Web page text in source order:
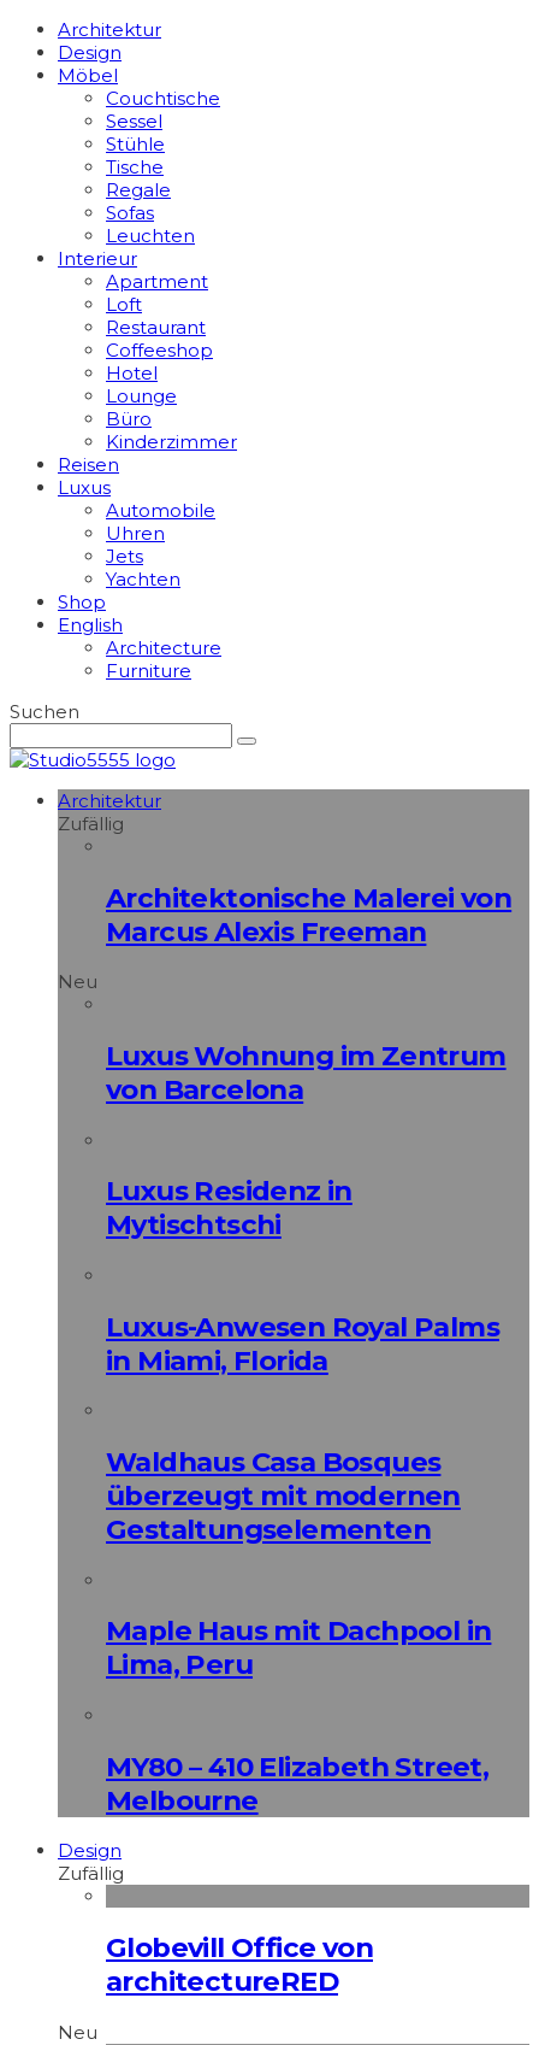
Architektur
Design
Möbel
Couchtische
Sessel
Stühle
Tische
Regale
Sofas
Leuchten
Interieur
Apart­ment
Loft
Restaurant
Coffeeshop
Hotel
Lounge
Büro
Kinderzimmer
Reisen
Luxus
Automobile
Uhren
Jets
Yachten
Shop
English
Architecture
Furniture
Suchen
Architektur
Zufällig
Architektonische Malerei von
Marcus Alexis Freeman
Neu
Luxus Wohnung im Zentrum
von Barcelona
Luxus Residenz in
Mytischtschi
Luxus-Anwesen Royal Palms
in Miami, Florida
Waldhaus Casa Bosques
überzeugt mit modernen
Gestaltungselementen
Maple Haus mit Dachpool in
Lima, Peru
MY80 – 410 Elizabeth Street,
Melbourne
Design
Zufällig
Globevill Office von
architectureRED
Neu